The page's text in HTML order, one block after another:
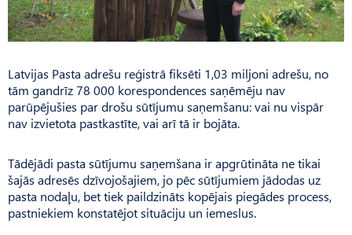
Latvijas Pasta adrešu reģistrā fiksēti 1,03 miljoni adrešu, no
tām gandrīz 78 000 korespondences saņēmēju nav
parūpējušies par drošu sūtījumu saņemšanu: vai nu vispār
nav izvietota pastkastīte, vai arī tā ir bojāta.
Tādējādi pasta sūtījumu saņemšana ir apgrūtināta ne tikai
šajās adresēs dzīvojošajiem, jo pēc sūtījumiem jādodas uz
pasta nodaļu, bet tiek paildzināts kopējais piegādes process,
pastniekiem konstatējot situāciju un iemeslus.